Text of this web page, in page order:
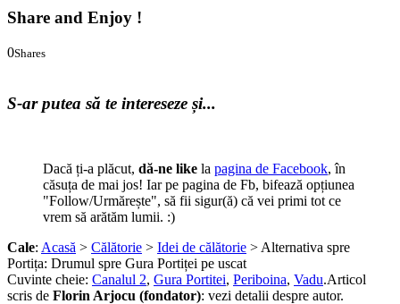
Share and Enjoy !
0Shares
S-ar putea să te intereseze și...
Dacă ți-a plăcut, dă-ne like la pagina de Facebook, în
căsuța de mai jos! Iar pe pagina de Fb, bifează opțiunea
"Follow/Urmărește", să fii sigur(ă) că vei primi tot ce
vrem să arătăm lumii. :)
Cale: Acasă > Călătorie > Idei de călătorie > Alternativa spre
Portița: Drumul spre Gura Portiței pe uscat
Cuvinte cheie: Canalul 2, Gura Portitei, Periboina, Vadu.Articol
scris de Florin Arjocu (fondator): vezi detalii despre autor.